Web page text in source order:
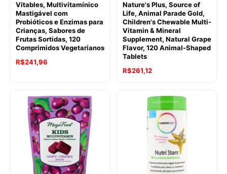
Vitables, Multivitamínico
Mastigável com
Probióticos e Enzimas para
Crianças, Sabores de
Frutas Sortidas, 120
Comprimidos Vegetarianos
R$241,96
Nature's Plus, Source of
Life, Animal Parade Gold,
Children's Chewable Multi-
Vitamin & Mineral
Supplement, Natural Grape
Flavor, 120 Animal-Shaped
Tablets
R$261,12